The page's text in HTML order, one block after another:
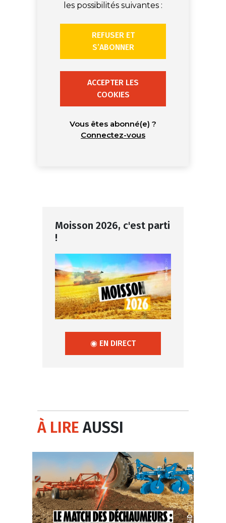
les possibilités suivantes :
REFUSER ET
S’ABONNER
ACCEPTER LES
COOKIES
Vous êtes abonné(e) ?
Connectez-vous
Moisson 2026, c'est parti
!
◉ EN DIRECT
À LIREAUSSI